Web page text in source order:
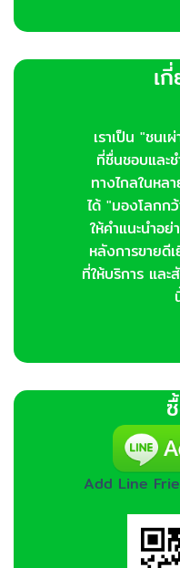
เ
เราเป็น "ชนเ
ที่ชื่นชอบและ
ทางไกลในหล
ได้ "มองโลกก
ให้คำแนะนำอ
หลังการขายดี
ที่ให้บริการ แล
Add Line